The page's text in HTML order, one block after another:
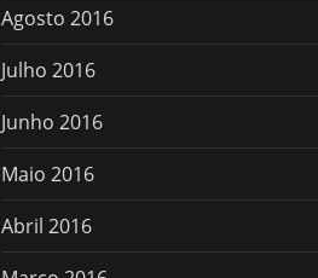
Agosto 2016
Julho 2016
Junho 2016
Maio 2016
Abril 2016